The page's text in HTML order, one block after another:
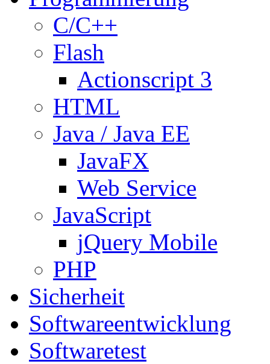
C/C++
Flash
Actionscript 3
HTML
Java / Java EE
JavaFX
Web Service
JavaScript
jQuery Mobile
PHP
Sicherheit
Softwareentwicklung
Softwaretest